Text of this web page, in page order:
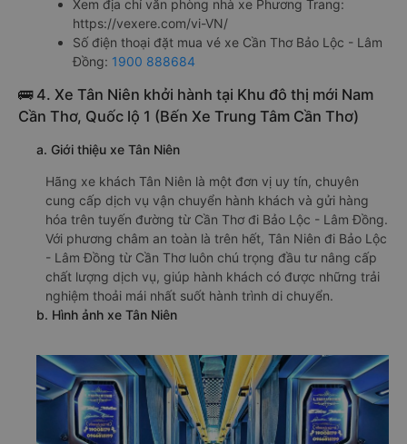
Xem địa chỉ văn phòng nhà xe Phương Trang:
https://vexere.com/vi-VN/
Số điện thoại đặt mua vé xe Cần Thơ Bảo Lộc - Lâm
Đồng: 1900 888684
🚌 4. Xe Tân Niên khởi hành tại Khu đô thị mới Nam
Cần Thơ, Quốc lộ 1 (Bến Xe Trung Tâm Cần Thơ)
a. Giới thiệu xe Tân Niên
Hãng xe khách Tân Niên là một đơn vị uy tín, chuyên
cung cấp dịch vụ vận chuyển hành khách và gửi hàng
hóa trên tuyến đường từ Cần Thơ đi Bảo Lộc - Lâm Đồng.
Với phương châm an toàn là trên hết, Tân Niên đi Bảo Lộc
- Lâm Đồng từ Cần Thơ luôn chú trọng đầu tư nâng cấp
chất lượng dịch vụ, giúp hành khách có được những trải
nghiệm thoải mái nhất suốt hành trình di chuyển.
b. Hình ảnh xe Tân Niên